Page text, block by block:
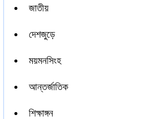
জাতীয়
দেশজুড়ে
ময়মনসিংহ
আন্তর্জাতিক
শিক্ষাঙ্গন